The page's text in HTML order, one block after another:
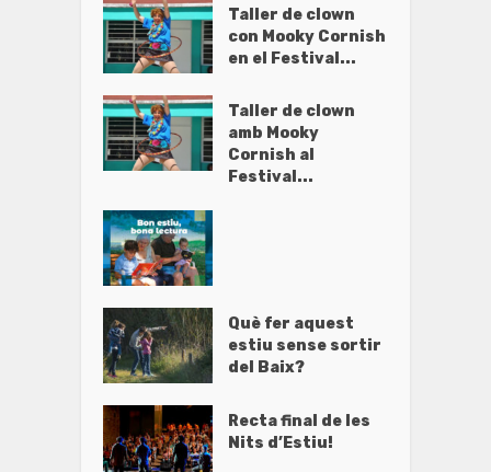
Taller de clown
con Mooky Cornish
en el Festival...
Taller de clown
amb Mooky
Cornish al
Festival...
Què fer aquest
estiu sense sortir
del Baix?
Recta final de les
Nits d’Estiu!